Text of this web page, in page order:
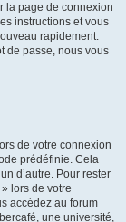
la page de connexion
instructions et vous
rapidement.
de passe, nous vous
de votre connexion
prédéfinie. Cela
d’autre. Pour rester
lors de votre
accédez au forum
une université,